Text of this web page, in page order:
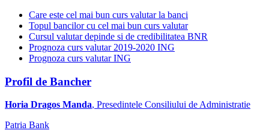
Care este cel mai bun curs valutar la banci
Topul bancilor cu cel mai bun curs valutar
Cursul valutar depinde si de credibilitatea BNR
Prognoza curs valutar 2019-2020 ING
Prognoza curs valutar ING
Profil de Bancher
Horia Dragos Manda, Presedintele Consiliului de Administratie
Patria Bank